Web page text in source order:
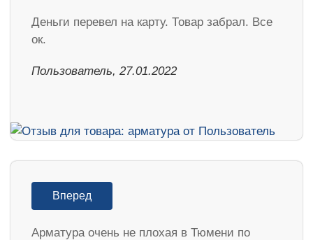
Деньги перевел на карту. Товар забрал. Все
ок.
Пользователь, 27.01.2022
Вперед
Арматура очень не плохая в Тюмени по